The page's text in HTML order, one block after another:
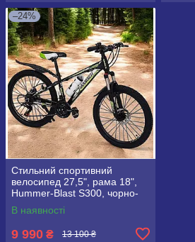
–24%
Стильний спортивний
велосипед 27,5", рама 18",
Hummer-Blast S300, чорно-
зелений
В наявності
9 990 ₴ 13 100 ₴